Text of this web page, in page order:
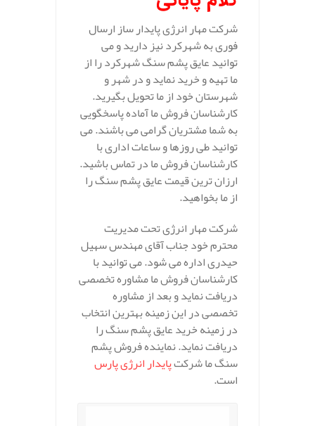
شرکت مهار انرژی پایدار ساز ارسال
فوری به شهرکرد نیز دارید و می
توانید عایق پشم سنگ شهرکرد را از
ما تهیه و خرید نماید و در شهر و
شهرستان خود از ما تحویل بگیرید.
کارشناسان فروش ما آماده پاسخگویی
به شما مشتریان گرامی می باشند. می
توانید طی روزها و ساعات اداری با
کارشناسان فروش ما در تماس باشید.
ارزان ترین قیمت عایق پشم سنگ را
از ما بخواهید.
شرکت مهار انرژی تحت مدیریت
محترم خود جناب آقای مهندس سهیل
حیدری اداره می شود. می توانید با
کارشناسان فروش ما مشاوره تخصصی
دریافت نماید و بعد از مشاوره
تخصصی در این زمینه بهترین انتخاب
در زمینه خرید عایق پشم سنگ را
دریافت نماید. نماینده فروش پشم
سنگ ما شرکتپایدار انرژی پارس
است.